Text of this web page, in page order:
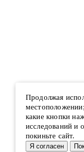
Продолжая
какие кнопки
исследований и
покиньте сайт.
Я согласен